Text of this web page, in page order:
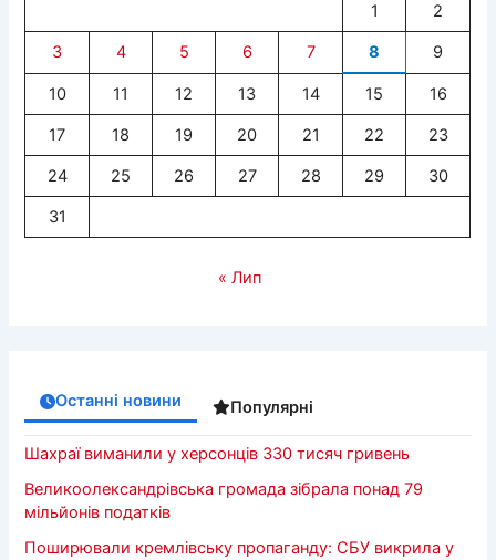
1 2
3 4 5 6 7 8 9
10 11 12 13 14 15 16
17 18 19 20 21 22 23
24 25 26 27 28 29 30
31
« Лип
Останні новини Популярні
Шахраї виманили у херсонців 330 тисяч гривень
Великоолександрівська громада зібрала понад 79
мільйонів податків
Поширювали кремлівську пропаганду: СБУ викрила у